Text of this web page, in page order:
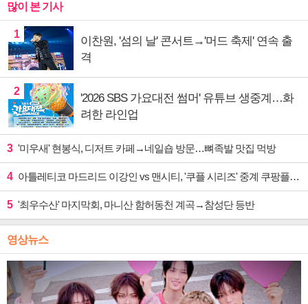
많이 본 기사
1
이찬원, '섬의 날' 콘서트→'머드 축제' 연속 출
격
2
'2026 SBS 가요대전 썸머' 유튜브 생중계…화
려한 라인업
3 '미우새' 현봉식, 디저트 카페→네일숍 방문…뼈족발 맛집 먹방
4 아틀레티코 마드리드 이강인 vs 맨시티, '쿠플 시리즈' 중계 쿠팡플레이
5 '최우수산' 마지막회, 마니산 함허동천 계곡→참성단 등반
영상뉴스